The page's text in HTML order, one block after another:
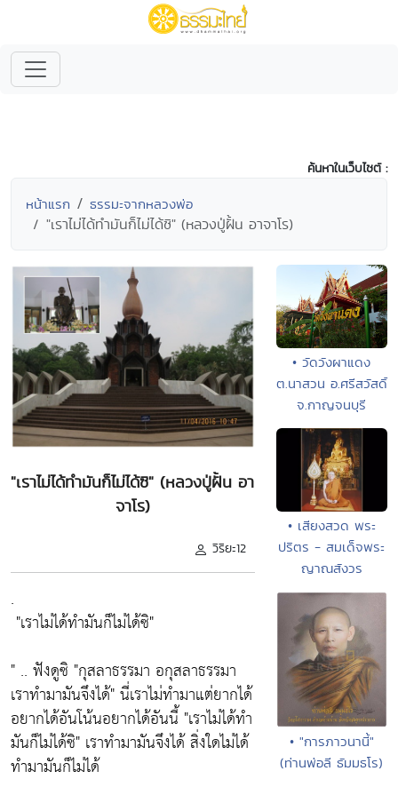
ค้นหาในเว็บไซต์ :
หน้าแรก ธรรมะจากหลวงพ่อ
"เราไม่ได้ทำมันก็ไม่ได้ซิ" (หลวงปู่ฝั้น อาจาโร)
"เราไม่ได้ทำมันก็ไม่ได้ซิ" (หลวงปู่ฝั้น อา
จาโร)
วิริยะ12
.
"เราไม่ได้ทำมันก็ไม่ได้ซิ"
" .. ฟังดูซิ "กุสลาธรรมา อกุสลาธรรมา
เราทำมามันจึงได้"นี่เราไม่ทำมาแต่ยากได้
อยากได้อันโน้นอยากได้อันนี้ "เราไม่ได้ทำ
มันก็ไม่ได้ซิ" เราทำมามันจึงได้ สิ่งใดไม่ได้
ทำมามันก็ไม่ได้
• วัดวังผาแดง
ต.นาสวน อ.ศรีสวัสดิ์
จ.กาญจนบุรี
• เสียงสวด พระ
ปริตร - สมเด็จพระ
ญาณสังวร
• "การภาวนานี้"
(ท่านพ่อลี ธัมมธโร)